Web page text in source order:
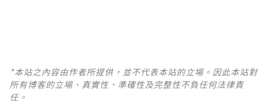
*本站之內容由作者所提供，並不代表本站的立場。因此本站對
所有博客的立場、真實性、準確性及完整性不負任何法律責
任。